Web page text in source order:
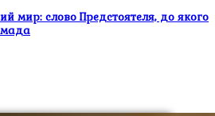
мир: слово Предстоятеля, до якого